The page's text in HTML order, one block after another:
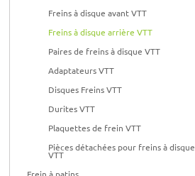
Freins à disque avant VTT
Freins à disque arrière VTT
Paires de freins à disque VTT
Adaptateurs VTT
Disques Freins VTT
Durites VTT
Plaquettes de frein VTT
Pièces détachées pour freins à disque
VTT